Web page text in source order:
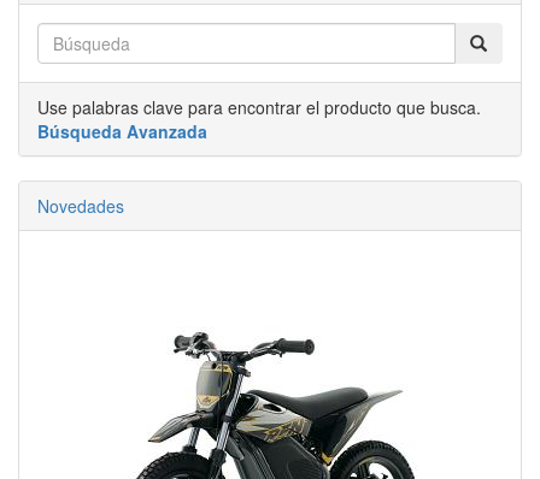
Use palabras clave para encontrar el producto que busca.
Búsqueda Avanzada
Novedades